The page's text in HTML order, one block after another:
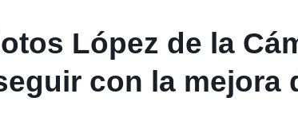
López de la
con la mejora